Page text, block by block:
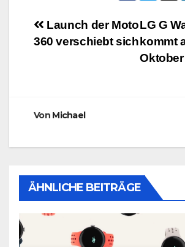
LG G
kommt
Oktober
Launch der Moto
360 verschiebt sich
Von Michael
ÄHNLICHE BEITRÄGE